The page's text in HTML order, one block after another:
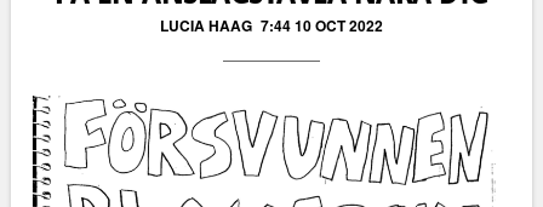
LUCIA HAAG 7:44 10 OCT 2022